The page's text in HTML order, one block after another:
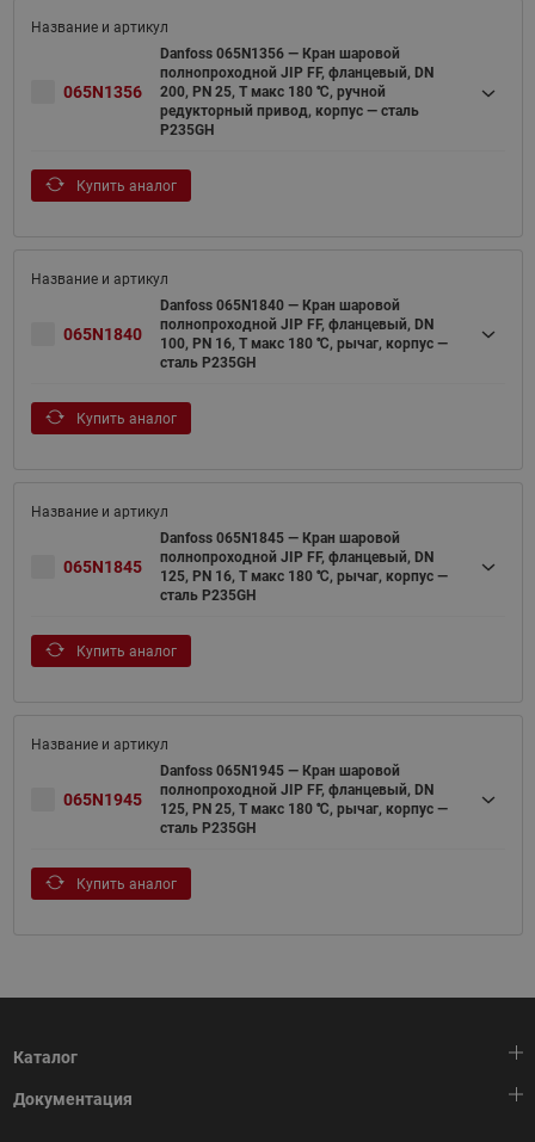
065N1356
Danfoss 065N1356 — Кран шаровой
полнопроходной JIP FF, фланцевый, DN
200, PN 25, T макс 180 ℃, ручной
редукторный привод, корпус — сталь
P235GH
Купить аналог
065N1840
Danfoss 065N1840 — Кран шаровой
полнопроходной JIP FF, фланцевый, DN
100, PN 16, T макс 180 ℃, рычаг, корпус —
сталь P235GH
Купить аналог
065N1845
Danfoss 065N1845 — Кран шаровой
полнопроходной JIP FF, фланцевый, DN
125, PN 16, T макс 180 ℃, рычаг, корпус —
сталь P235GH
Купить аналог
065N1945
Danfoss 065N1945 — Кран шаровой
полнопроходной JIP FF, фланцевый, DN
125, PN 25, T макс 180 ℃, рычаг, корпус —
сталь P235GH
Купить аналог
Каталог
Тепловая автоматика
Документация